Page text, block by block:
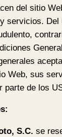
del sitio
servicios. Del
Web, sus
parte de los
S.C. se